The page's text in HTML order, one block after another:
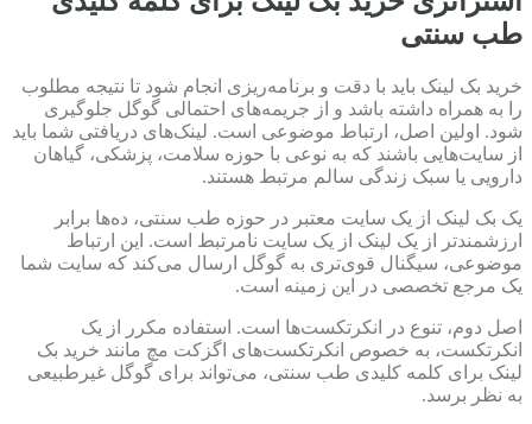
طب سنتی
خرید بک لینک باید با دقت و برنامه‌ریزی انجام شود تا نتیجه مطلوب
را به همراه داشته باشد و از جریمه‌های احتمالی گوگل جلوگیری
شود. اولین اصل، ارتباط موضوعی است. لینک‌های دریافتی شما باید
از سایت‌هایی باشند که به نوعی با حوزه سلامت، پزشکی، گیاهان
دارویی یا سبک زندگی سالم مرتبط هستند.
یک بک لینک از یک سایت معتبر در حوزه طب سنتی، ده‌ها برابر
ارزشمندتر از یک لینک از یک سایت نامرتبط است. این ارتباط
موضوعی، سیگنال قوی‌تری به گوگل ارسال می‌کند که سایت شما
یک مرجع تخصصی در این زمینه است.
اصل دوم، تنوع در انکرتکست‌ها است. استفاده مکرر از یک
انکرتکست، به خصوص انکرتکست‌های اگزکت مچ مانند خرید بک
لینک برای کلمه کلیدی طب سنتی، می‌تواند برای گوگل غیرطبیعی
به نظر برسد.